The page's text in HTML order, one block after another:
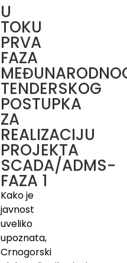
U
TOKU
PRVA
FAZA
TENDERSKOG
POSTUPKA
ZA
REALIZACIJU
PROJEKTA
SCADA/ADMS-
FAZA 1
Kako je
javnost
uveliko
upoznata,
Crnogorski